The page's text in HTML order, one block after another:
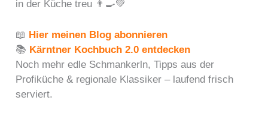
in der Küche treu 👨‍🍳💚
📖 Hier meinen Blog abonnieren
📚 Kärntner Kochbuch 2.0 entdecken
Noch mehr edle Schmankerln, Tipps aus der
Profiküche & regionale Klassiker – laufend frisch
serviert.